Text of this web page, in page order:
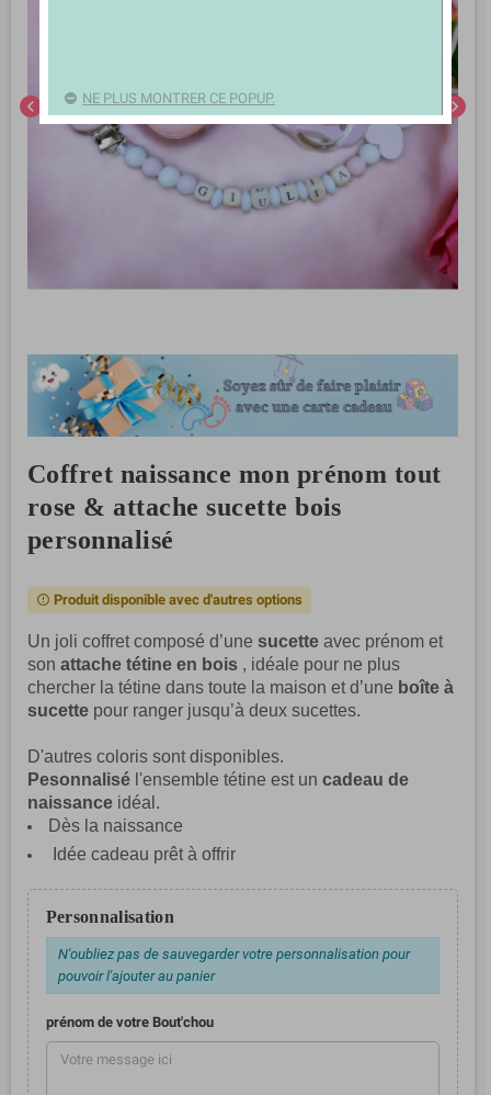
chevron_left chevron_right
Coffret naissance mon prénom tout
rose & attache sucette bois
personnalisé
error_outline Produit disponible avec d'autres options
Un joli coffret composé d’une sucette avec prénom et
son attache tétine en bois , idéale pour ne plus
chercher la tétine dans toute la maison et d’une boîte à
sucette pour ranger jusqu’à deux sucettes.
D'autres coloris sont disponibles.
Pesonnalisé l'ensemble tétine est un cadeau de
naissance idéal.
Dès la naissance
Idée cadeau prêt à offrir
Personnalisation
N'oubliez pas de sauvegarder votre personnalisation pour
pouvoir l'ajouter au panier
prénom de votre Bout'chou
NE PLUS MONTRER CE POPUP.